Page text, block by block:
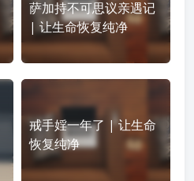
萨加持不可思议亲遇记
| 让生命恢复纯净
戒手婬一年了 | 让生命
恢复纯净